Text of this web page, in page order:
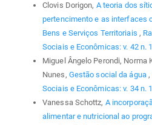
Clovis Dorigon, A teoria dos
pertencimento e as interfaces
Bens e Serviços Territoriais ,
Sociais e Econômicas: v. 42 n.
Miguel Ângelo Perondi, Norma
Nunes, Gestão social da água ,
Sociais e Econômicas: v. 34 n.
Vanessa Schottz, A
alimentar e nutricional ao